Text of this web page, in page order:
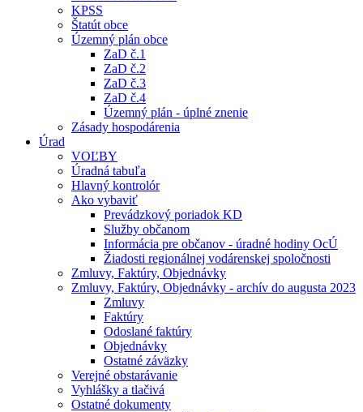
KPSS
Štatút obce
Územný plán obce
ZaD č.1
ZaD č.2
ZaD č.3
ZaD č.4
Územný plán - úplné znenie
Zásady hospodárenia
Úrad
VOĽBY
Úradná tabuľa
Hlavný kontrolór
Ako vybaviť
Prevádzkový poriadok KD
Služby občanom
Informácia pre občanov - úradné hodiny OcÚ
Žiadosti regionálnej vodárenskej spoločnosti
Zmluvy, Faktúry, Objednávky
Zmluvy, Faktúry, Objednávky - archív do augusta 2023
Zmluvy
Faktúry
Odoslané faktúry
Objednávky
Ostatné záväzky
Verejné obstarávanie
Vyhlášky a tlačivá
Ostatné dokumenty